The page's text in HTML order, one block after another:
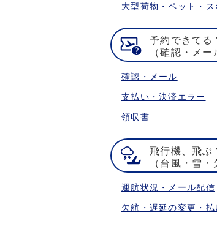
大型荷物・ペット・ス
予約できてる
（確認・メ
確認・メール
支払い・決済エラー
領収書
飛行機、飛ぶ
（台風・雪・
運航状況・メール配信
欠航・遅延の変更・払